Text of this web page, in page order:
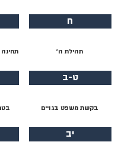
ח
תהילת ה׳
ט-ב
בקשת משפט בגויים
יב